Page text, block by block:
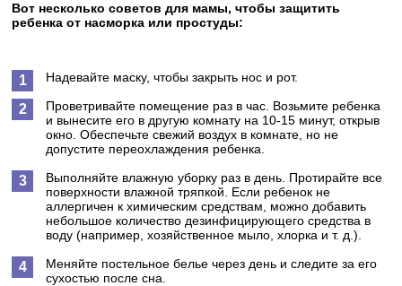
Вот несколько советов для мамы, чтобы защитить
ребенка от насморка или простуды:
Надевайте маску, чтобы закрыть нос и рот.
Проветривайте помещение раз в час. Возьмите ребенка
и вынесите его в другую комнату на 10-15 минут, открыв
окно. Обеспечьте свежий воздух в комнате, но не
допустите переохлаждения ребенка.
Выполняйте влажную уборку раз в день. Протирайте все
поверхности влажной тряпкой. Если ребенок не
аллергичен к химическим средствам, можно добавить
небольшое количество дезинфицирующего средства в
воду (например, хозяйственное мыло, хлорка и т. д.).
Меняйте постельное белье через день и следите за его
сухостью после сна.